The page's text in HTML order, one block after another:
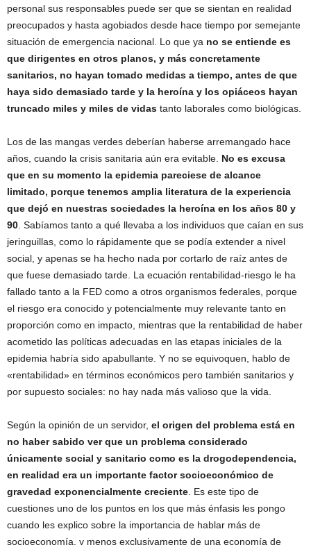
personal sus responsables puede ser que se sientan en realidad
preocupados y hasta agobiados desde hace tiempo por semejante
situación de emergencia nacional. Lo que ya no se entiende es
que dirigentes en otros planos, y más concretamente
sanitarios, no hayan tomado medidas a tiempo, antes de que
haya sido demasiado tarde y la heroína y los opiáceos hayan
truncado miles y miles de vidas tanto laborales como biológicas.
Los de las mangas verdes deberían haberse arremangado hace
años, cuando la crisis sanitaria aún era evitable. No es excusa
que en su momento la epidemia pareciese de alcance
limitado, porque tenemos amplia literatura de la experiencia
que dejó en nuestras sociedades la heroína en los años 80 y
90 . Sabíamos tanto a qué llevaba a los individuos que caían en sus
jeringuillas, como lo rápidamente que se podía extender a nivel
social, y apenas se ha hecho nada por cortarlo de raíz antes de
que fuese demasiado tarde. La ecuación rentabilidad-riesgo le ha
fallado tanto a la FED como a otros organismos federales, porque
el riesgo era conocido y potencialmente muy relevante tanto en
proporción como en impacto, mientras que la rentabilidad de haber
acometido las políticas adecuadas en las etapas iniciales de la
epidemia habría sido apabullante. Y no se equivoquen, hablo de
«rentabilidad» en términos económicos pero también sanitarios y
por supuesto sociales: no hay nada más valioso que la vida.
Según la opinión de un servidor, el origen del problema está en
no haber sabido ver que un problema considerado
únicamente social y sanitario como es la drogodependencia,
en realidad era un importante factor socioeconómico de
gravedad exponencialmente creciente . Es este tipo de
cuestiones uno de los puntos en los que más énfasis les pongo
cuando les explico sobre la importancia de hablar más de
socioeconomía, y menos exclusivamente de una economía de